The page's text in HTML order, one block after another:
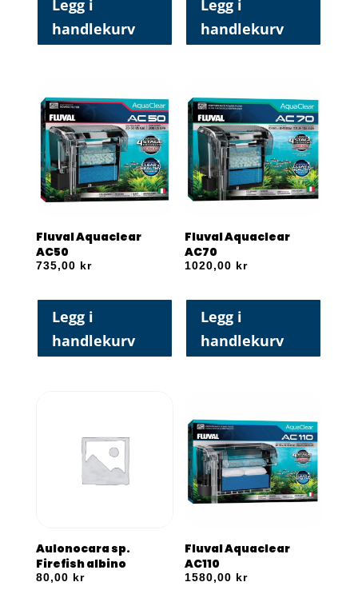
Legg i
handlekurv
Legg i
handlekurv
Fluval Aquaclear
AC50
735,00 kr
Legg i
handlekurv
Fluval Aquaclear
AC70
1020,00 kr
Legg i
handlekurv
Aulonocara sp.
Firefish albino
80,00 kr
Fluval Aquaclear
AC110
1580,00 kr